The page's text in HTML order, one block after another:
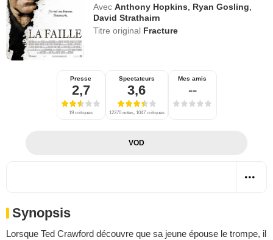
Avec Anthony Hopkins Ryan Gosling
David Strathairn
Titre original Fracture
Presse
2,7
19 critiques
Spectateurs
3,6
12370 notes, 1047 critiques
Mes amis
--
VOD
Synopsis
Lorsque Ted Crawford découvre que sa jeune épouse le trompe, il